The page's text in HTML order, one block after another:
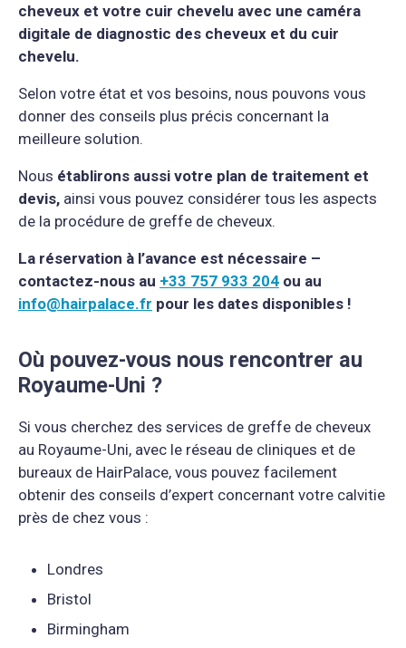
cheveux et votre cuir chevelu avec une caméra
digitale de diagnostic des cheveux et du cuir
chevelu.
Selon votre état et vos besoins, nous pouvons vous
donner des conseils plus précis concernant la
meilleure solution.
Nous établirons aussi votre plan de traitement et
devis, ainsi vous pouvez considérer tous les aspects
de la procédure de greffe de cheveux.
La réservation à l’avance est nécessaire –
contactez-nous au +33 757 933 204 ou au
info@hairpalace.fr pour les dates disponibles !
Où pouvez-vous nous rencontrer au
Royaume-Uni ?
Si vous cherchez des services de greffe de cheveux
au Royaume-Uni, avec le réseau de cliniques et de
bureaux de HairPalace, vous pouvez facilement
obtenir des conseils d’expert concernant votre calvitie
près de chez vous :
Londres
Bristol
Birmingham